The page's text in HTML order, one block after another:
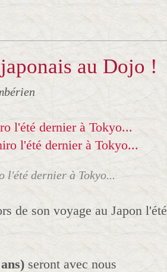
au Dojo !
l'été dernier à Tokyo...
de son voyage au Japon l'été
seront avec nous